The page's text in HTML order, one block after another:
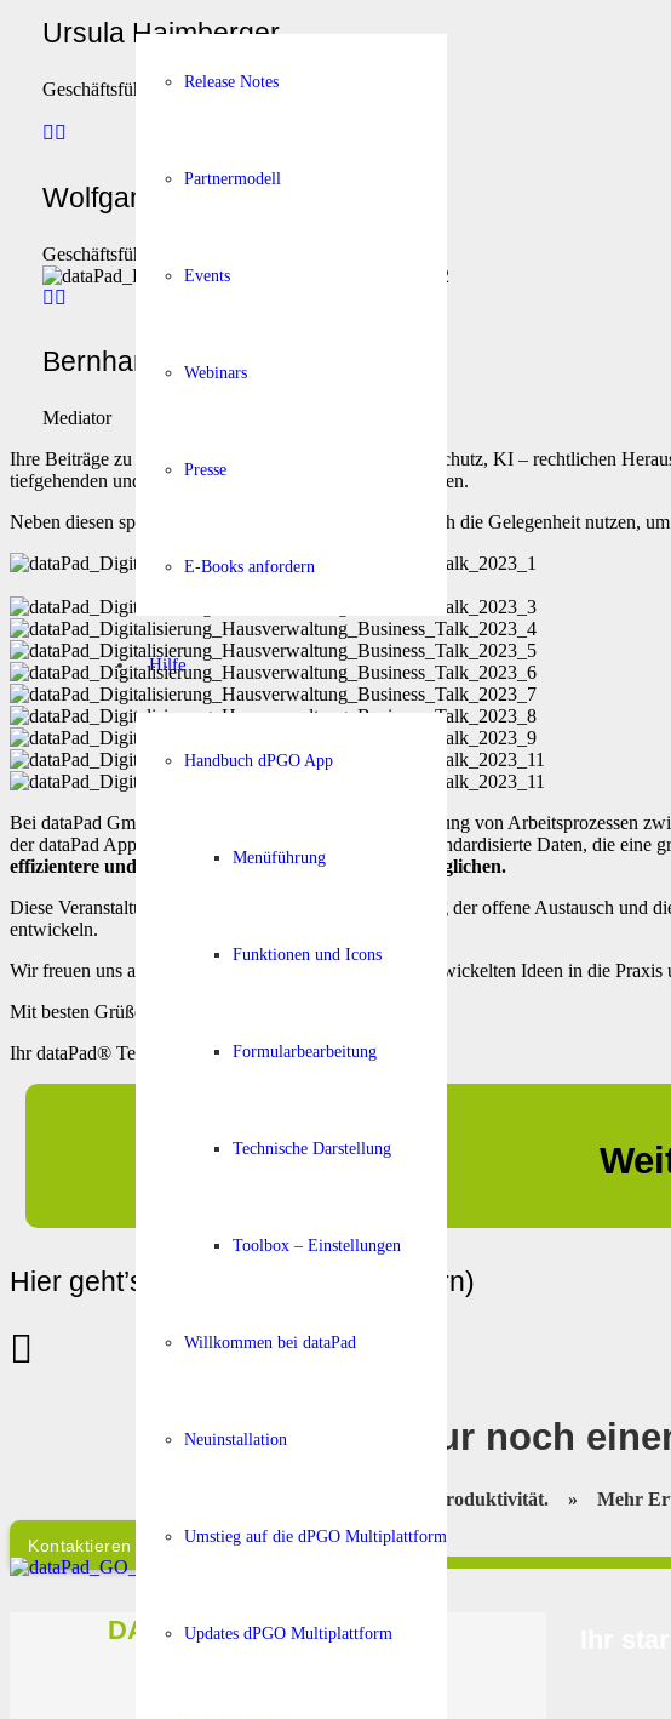
Release Notes
Partnermodell
Events
Webinars
Presse
E-Books anfordern
Hilfe
Handbuch dPGO App
Menüführung
Funktionen und Icons
Formularbearbeitung
Technische Darstellung
Toolbox – Einstellungen
Willkommen bei dataPad
Neuinstallation
Umstieg auf die dPGO Multiplattform
Updates dPGO Multiplattform
Ursula Haimberger
Geschäftsführerin
Wolfgang Lugbauer
Geschäftsführer
Bernhard Haschek
Mediator
Ihre Beiträge zu Themen wie Datenverwendung, Datenschutz, KI – rechtlichen
tiefgehenden und aufschlussreichen Diskussion beigetragen.
Neben diesen spannenden Diskussionen konnten wir auch die Gelegenheit nutzen,
Bei dataPad GmbH sind wir stolz darauf, die Digitalisierung von Arbeitsprozessen
der dataPad App erfassen
spezifische, standardisierte Daten, die
effizientere und intelligentere Arbeitsabläufe zu ermöglichen.
Diese Veranstaltung hat einmal mehr gezeigt, wie wichtig der offene Austausch und
entwickeln.
Wir freuen uns auf weiterführende Gespräche um die entwickelten Ideen in die Praxis
Mit besten Grüßen,
Ihr dataPad® Team
Hier geht’s zum PITCH (bitte blättern)
Nur noch
Mehr Produktivität. » Mehr
Kontaktieren Sie uns!
DARUM dataPad®